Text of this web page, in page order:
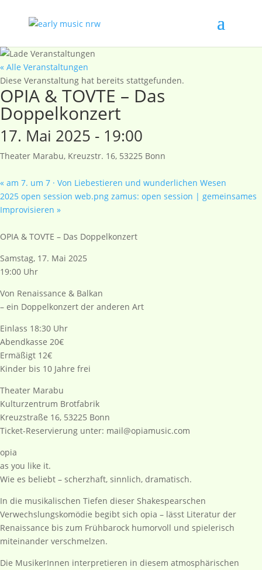
« Alle Veranstaltungen
Diese Veranstaltung hat bereits stattgefunden.
OPIA & TOVTE – Das
Doppelkonzert
17. Mai 2025 - 19:00
Theater Marabu, Kreuzstr. 16, 53225 Bonn
« am 7. um 7 · Von Liebestieren und wunderlichen Wesen
2025 open session web.png zamus: open session | gemeinsames
Improvisieren »
OPIA & TOVTE – Das Doppelkonzert
Samstag, 17. Mai 2025
19:00 Uhr
Von Renaissance & Balkan
– ein Doppelkonzert der anderen Art
Einlass 18:30 Uhr
Abendkasse 20€
Ermäßigt 12€
Kinder bis 10 Jahre frei
Theater Marabu
Kulturzentrum Brotfabrik
Kreuzstraße 16, 53225 Bonn
Ticket-Reservierung unter: mail@opiamusic.com
opia
as you like it.
Wie es beliebt – scherzhaft, sinnlich, dramatisch.
In die musikalischen Tiefen dieser Shakespearschen
Verwechslungskomödie begibt sich opia – lässt Literatur der
Renaissance bis zum Frühbarock humorvoll und spielerisch
miteinander verschmelzen.
Die MusikerInnen interpretieren in diesem atmosphärischen